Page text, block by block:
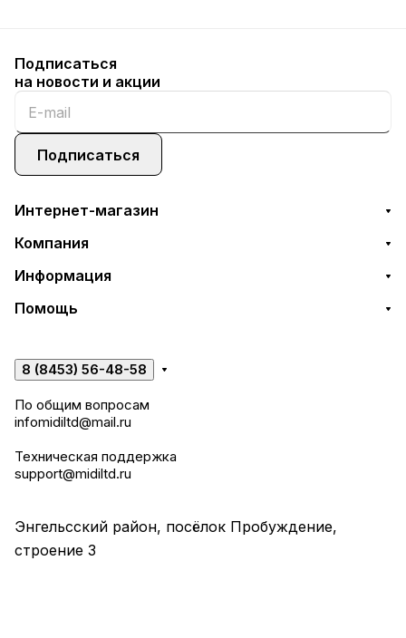
Подписаться
на новости и акции
Подписаться
Интернет-магазин
Компания
Информация
Помощь
8 (8453) 56-48-58
По общим вопросам
infomidiltd@mail.ru
Техническая поддержка
support@midiltd.ru
Энгельсский район, посёлок Пробуждение,
строение 3